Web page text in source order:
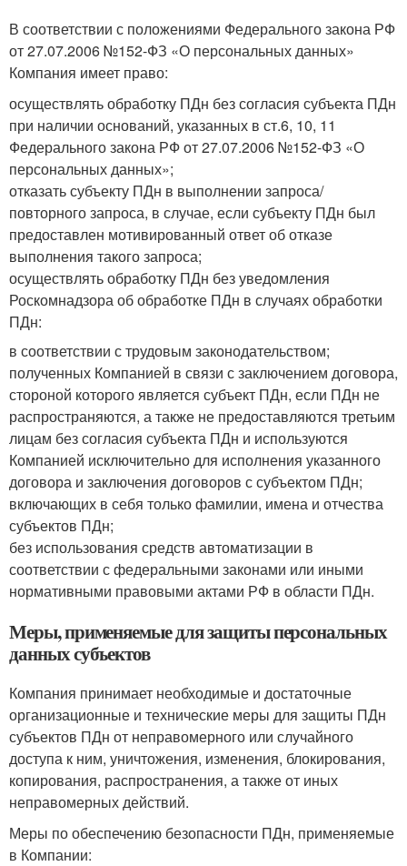
В соответствии с положениями Федерального закона РФ
от 27.07.2006 №152-ФЗ «О персональных данных»
Компания имеет право:
осуществлять обработку ПДн без согласия субъекта ПДн
при наличии оснований, указанных в ст.6, 10, 11
Федерального закона РФ от 27.07.2006 №152-ФЗ «О
персональных данных»;
отказать субъекту ПДн в выполнении запроса/
повторного запроса, в случае, если субъекту ПДн был
предоставлен мотивированный ответ об отказе
выполнения такого запроса;
осуществлять обработку ПДн без уведомления
Роскомнадзора об обработке ПДн в случаях обработки
ПДн:
в соответствии с трудовым законодательством;
полученных Компанией в связи с заключением договора,
стороной которого является субъект ПДн, если ПДн не
распространяются, а также не предоставляются третьим
лицам без согласия субъекта ПДн и используются
Компанией исключительно для исполнения указанного
договора и заключения договоров с субъектом ПДн;
включающих в себя только фамилии, имена и отчества
субъектов ПДн;
без использования средств автоматизации в
соответствии с федеральными законами или иными
нормативными правовыми актами РФ в области ПДн.
Меры, применяемые для защиты персональных
данных субъектов
Компания принимает необходимые и достаточные
организационные и технические меры для защиты ПДн
субъектов ПДн от неправомерного или случайного
доступа к ним, уничтожения, изменения, блокирования,
копирования, распространения, а также от иных
неправомерных действий.
Меры по обеспечению безопасности ПДн, применяемые
в Компании: